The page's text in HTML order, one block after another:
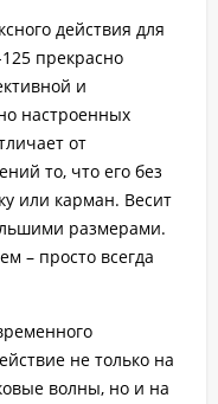
действия для
прекрасно
и
настроенных
от
то, что его без
или карман. Весит
размерами.
– просто всегда
не только на
волны, но и на